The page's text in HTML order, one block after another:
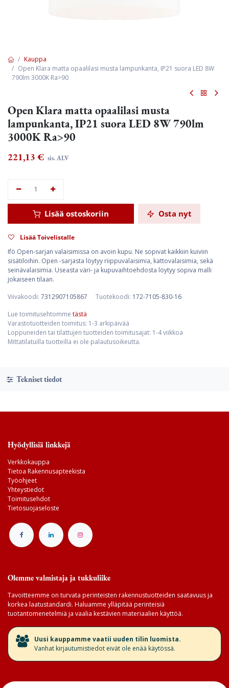
Kauppa
Open Klara matta opaalilasi musta lampunkanta, IP21 suora LED 8W
790lm 3000K Ra>90
Open Klara matta opaalilasi musta
lampunkanta, IP21 suora LED 8W 790lm
3000K Ra>90
221,13 € sis. ALV
Lisää ostoskoriin Osta nyt
Lisää Toivelistalle
Ifö Open-sarjan valaisimissa on avoin kupu. Ne sopivat kaikkiin kuiviin
sisätiloihin. Open -sarjasta löytyy riippuvalaisimia, kattovalaisimia, sekä
seinävalaisimia. Useasta väri- ja kupuvaihtoehdosta löytyy sopiva malli
jokaiseen tilaan.
Viivakoodi: 7312907105867 Tuotekoodi: 172-7105-830-16
Lue toimitusehtomme tästä
Varastotuotteiden toimitus: 1-3 arkipäivää
Loppuneiden tai tilattujen tuotteiden toimitusajat: 1-4 viikkoa
Mittatilatuilla tuotteilla ei ole palautusoikeutta.
Tekniset tiedot
Hyödyllisiä linkkejä
Verkkokauppa
Tietoa Rakennusapteekista
Työohjeet
Yhteystiedot
Toimitusehdot
Tietosuojaseloste
Olemme valmistaja ja tukkuliike
Tavoitteemme on turvata perinteisten rakennustuotteiden saatavuus ja
korkea laatustandardi. Haluamme ylläpitää perinteisiä
tuotantomenetelmiä ja vaalia kestävien materiaalien käyttöä.
​Uusi kauppamme vaatii uuden tilin luomista.
Vanhat kirjautumistiedot eivät ole enää käytössä.